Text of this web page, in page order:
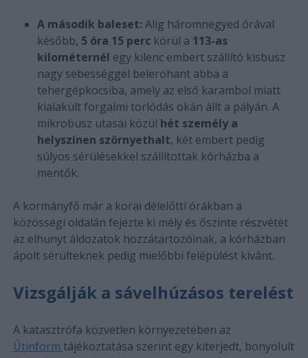
A második baleset: Alig háromnegyed órával
később, 5 óra 15 perckörül a 113-as
kilométernél egy kilenc embert szállító kisbusz
nagy sebességgel belerohant abba a
tehergépkocsiba, amely az első karambol miatt
kialakult forgalmi torlódás okán állt a pályán. A
mikrobusz utasai közül hét személy a
helyszínen szörnyethalt, két embert pedig
súlyos sérülésekkel szállítottak kórházba a
mentők.
A kormányfő már a korai délelőtti órákban a
közösségi oldalán fejezte ki mély és őszinte részvétét
az elhunyt áldozatok hozzátartozóinak, a kórházban
ápolt sérülteknek pedig mielőbbi felépülést kívánt.
Vizsgálják a sávelhúzásos terelést
A katasztrófa közvetlen környezetében az
Útinform tájékoztatása szerint egy kiterjedt, bonyolult